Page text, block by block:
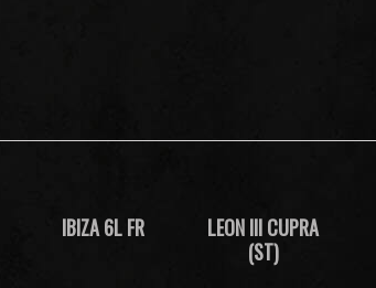
IBIZA 6L FR
LEON III CUPRA
(ST)